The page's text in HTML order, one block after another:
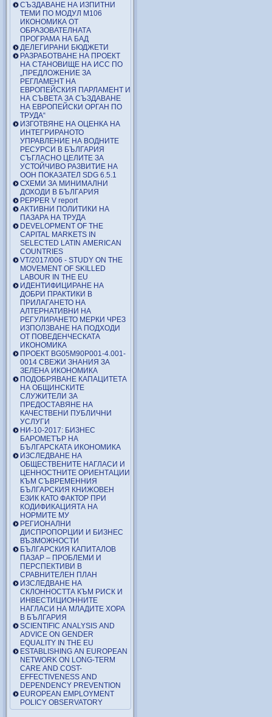
СЪЗДАВАНЕ НА ИЗПИТНИ
ТЕМИ ПО МОДУЛ М106
ИКОНОМИКА ОТ
ОБРАЗОВАТЕЛНАТА
ПРОГРАМА НА БАД
ДЕЛЕГИРАНИ БЮДЖЕТИ
РАЗРАБОТВАНЕ НА ПРОЕКТ
НА СТАНОВИЩЕ НА ИСС ПО
„ПРЕДЛОЖЕНИЕ ЗА
РЕГЛАМЕНТ НА
ЕВРОПЕЙСКИЯ ПАРЛАМЕНТ И
НА СЪВЕТА ЗА СЪЗДАВАНЕ
НА ЕВРОПЕЙСКИ ОРГАН ПО
ТРУДА“
ИЗГОТВЯНЕ НА ОЦЕНКА НА
ИНТЕГРИРАНОТО
УПРАВЛЕНИЕ НА ВОДНИТЕ
РЕСУРСИ В БЪЛГАРИЯ
СЪГЛАСНО ЦЕЛИТЕ ЗА
УСТОЙЧИВО РАЗВИТИЕ НА
ООН ПОКАЗАТЕЛ SDG 6.5.1
СХЕМИ ЗА МИНИМАЛНИ
ДОХОДИ В БЪЛГАРИЯ
PEPPER V report
АКТИВНИ ПОЛИТИКИ НА
ПАЗАРА НА ТРУДА
DEVELOPMENT OF THE
CAPITAL MARKETS IN
SELECTED LATIN AMERICAN
COUNTRIES
VT/2017/006 - STUDY ON THE
MOVEMENT OF SKILLED
LABOUR IN THE EU
ИДЕНТИФИЦИРАНЕ НА
ДОБРИ ПРАКТИКИ В
ПРИЛАГАНЕТО НА
АЛТЕРНАТИВНИ НА
РЕГУЛИРАНЕТО МЕРКИ ЧРЕЗ
ИЗПОЛЗВАНЕ НА ПОДХОДИ
ОТ ПОВЕДЕНЧЕСКАТА
ИКОНОМИКА
ПРОЕКТ BG05M90P001-4.001-
0014 СВЕЖИ ЗНАНИЯ ЗА
ЗЕЛЕНА ИКОНОМИКА
ПОДОБРЯВАНЕ КАПАЦИТЕТА
НА ОБЩИНСКИТЕ
СЛУЖИТЕЛИ ЗА
ПРЕДОСТАВЯНЕ НА
КАЧЕСТВЕНИ ПУБЛИЧНИ
УСЛУГИ
НИ-10-2017: БИЗНЕС
БАРОМЕТЪР НА
БЪЛГАРСКАТА ИКОНОМИКА
ИЗСЛЕДВАНЕ НА
ОБЩЕСТВЕНИТЕ НАГЛАСИ И
ЦЕННОСТНИТЕ ОРИЕНТАЦИИ
КЪМ СЪВРЕМЕННИЯ
БЪЛГАРСКИЯ КНИЖОВЕН
ЕЗИК КАТО ФАКТОР ПРИ
КОДИФИКАЦИЯТА НА
НОРМИТЕ МУ
РЕГИОНАЛНИ
ДИСПРОПОРЦИИ И БИЗНЕС
ВЪЗМОЖНОСТИ
БЪЛГАРСКИЯ КАПИТАЛОВ
ПАЗАР – ПРОБЛЕМИ И
ПЕРСПЕКТИВИ В
СРАВНИТЕЛЕН ПЛАН
ИЗСЛЕДВАНЕ НА
СКЛОННОСТТА КЪМ РИСК И
ИНВЕСТИЦИОННИТЕ
НАГЛАСИ НА МЛАДИТЕ ХОРА
В БЪЛГАРИЯ
SCIENTIFIC ANALYSIS AND
ADVICE ON GENDER
EQUALITY IN THE EU
ESTABLISHING AN EUROPEAN
NETWORK ON LONG-TERM
CARE AND COST-
EFFECTIVENESS AND
DEPENDENCY PREVENTION
EUROPEAN EMPLOYMENT
POLICY OBSERVATORY